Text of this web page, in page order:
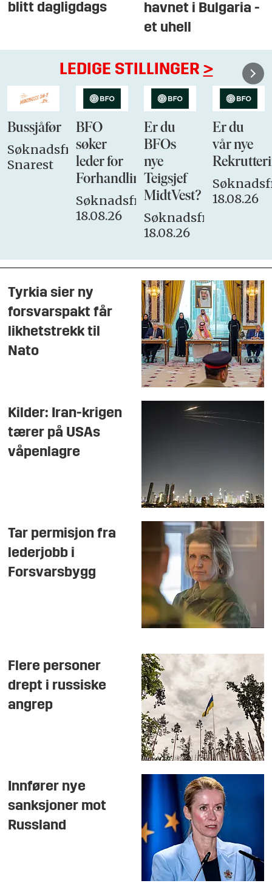
blitt dagligdags
havnet i Bulgaria -
et uhell
LEDIGE STILLINGER >
Bussjåfør
Søknadsfrist:
Snarest
BFO
søker
leder for
Forhandlingsutvalget
Søknadsfrist:
18.08.26
Er du
BFOs
nye
Teigsjef
MidtVest?
Søknadsfrist:
18.08.26
Er du
vår nye
18.08.26
Tyrkia sier ny
forsvarspakt får
likhetstrekk til
Nato
Kilder: Iran-krigen
tærer på USAs
våpenlagre
Tar permisjon fra
lederjobb i
Forsvarsbygg
Flere personer
drept i russiske
angrep
Innfører nye
sanksjoner mot
Russland